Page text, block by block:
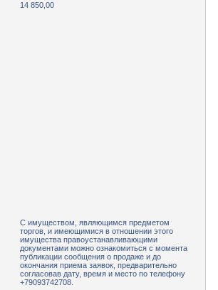
14 850,00
С имуществом, являющимся предметом
торгов, и имеющимися в отношении этого
имущества правоустанавливающими
документами можно ознакомиться с момента
публикации сообщения о продаже и до
окончания приема заявок, предварительно
согласовав дату, время и место по телефону
+79093742708.